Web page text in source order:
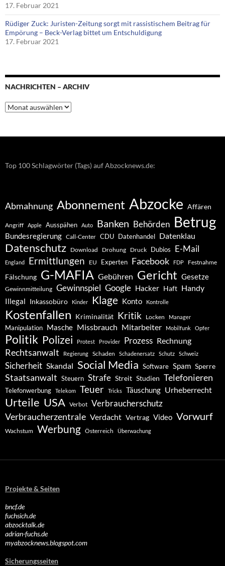
17. Februar 2021
Rüdiger Zuck: Juristen-Zeitung sorgt mit rassistischem Beitrag für
Empörung – Beck-Verlag bittet um Entschuldigung
17. Februar 2021
NACHRICHTEN – ARCHIV
Nachrichten
–
Top 100 Schlagwörter (Tags) auf Abzocknews.de:
Abmahnung Abonnement Abzocke Affären
Angriff Apple Ausspähen Auto Banken Behörden Betrug
Bundesregierung Call-Center CDU Datenhandel Datenklau
Datenschutz Download Drohung Druck Dubios E-Mail
England Ermittlungen EU Experten Facebook FDP Festnahme
Fälschung G-MAFIA Gebühren Gericht Gesetze
Gewinnmitteilung Gewinnspiel Google Hacker Haft Handy
Illegal Inkassobüro Kinder Klage Konto Kontrolle
Kostenfallen Kriminalität Kritik Locken Manager
Manipulation Masche Missbrauch Mitarbeiter Mobilfunk Opfer
Politik Polizei Protest Provider Prozess Rechnung
Rechtsanwalt Regierung Schaden Schadenersatz Schutz Schweiz
Sicherheit Skandal Social Media Software Spam Sperre
Staatsanwalt Steuern Strafe Streit Studien Telefonieren
Telefonwerbung Telekom Teuer Tricks Täuschung Urheberrecht
Urteile USA Verbot Verbraucherschutz
Verbraucherzentrale Verdacht Vertrag Video Vorwurf
Wachstum Werbung Österreich Überwachung
Projekte & Seiten
bncf.de
fuchsich.de
abzocktalk.de
adrian-fuchs.de
myabzocknews.blogspot.com
Sicherungsseiten